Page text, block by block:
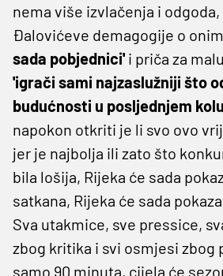
nema više izvlačenja i
Đalovićeve demagogije o
sada pobjednici' i priča za
'igrači sami najzaslužniji što
budućnosti u posljednjem
napokon otkriti je li svo ovo
jer je najbolja ili zato što
bila lošija, Rijeka će sada
satkana, Rijeka će sada
Sva utakmice, sve pressice,
zbog kritika i svi osmjesi zbog
samo 90 minuta, cijela će